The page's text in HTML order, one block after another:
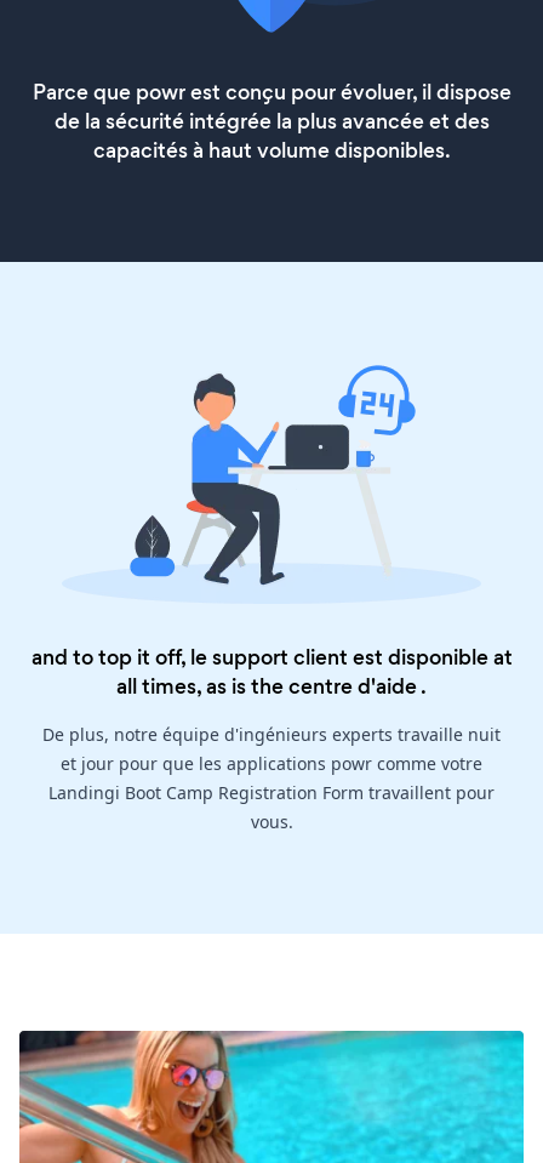
Parce que powr est conçu pour évoluer, il dispose
de la sécurité intégrée la plus avancée et des
capacités à haut volume disponibles.
and to top it off, le support client est disponible at
all times, as is thecentre d'aide.
De plus, notre équipe d'ingénieurs experts travaille nuit
et jour pour que les applications powr comme votre
Landingi Boot Camp Registration Form travaillent pour
vous.